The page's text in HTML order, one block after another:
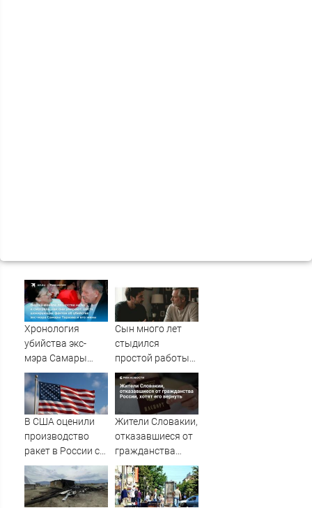
Хронология
убийства экс-
мэра Самары
Виктора Тархова
и его жены: шесть
шокирующих
фактов, новые
Сын много лет
стыдился
простой работы
отца, пока не
узнал, ради чего
тот отказался от
карьеры -
В США оценили
производство
ракет в России с
производством
"Пэтриотов"
Жители Словакии,
отказавшиеся от
гражданства
России, хотят его
вернуть